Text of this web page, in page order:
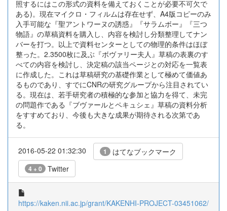
照するにはこの形式の資料を備えておくことが必要不可欠で
ある)。現在マイクロ・フィルムは存在せず、A4版コピーのみ
入手可能な『聖アントワーヌの誘惑』『サラムボー』『三つ
物語』の草稿資料を購入し、内容を検討し分類整理してナン
バーを打つ。以上で資料センターとしての物理的条件はほぼ
整った。2.3500枚に及ぶ『ボヴァリー夫人』草稿の表裏のす
べての内容を検討し、決定稿の該当ページとの対応を一覧表
に作成した。これは草稿研究の基礎作業として極めて価値あ
るものであり、すでにCNRの研究グループから注目されてい
る。現在は、若手研究者の積極的な参加と協力を得て、未完
の問題作である『ブヴァールとペキュシェ』草稿の資料分析
をすすめており、今後も大きな成果が期待される次第であ
る。
2016-05-22 01:32:30 1 はてなブックマーク
4 + 0 Twitter
https://kaken.nii.ac.jp/grant/KAKENHI-PROJECT-03451062/